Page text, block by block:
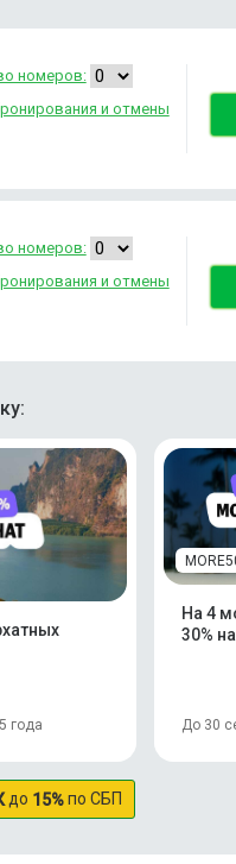
номеров:
и отмены
номеров:
и отмены
года
На 4
30%
До 30
до 15%по СБП